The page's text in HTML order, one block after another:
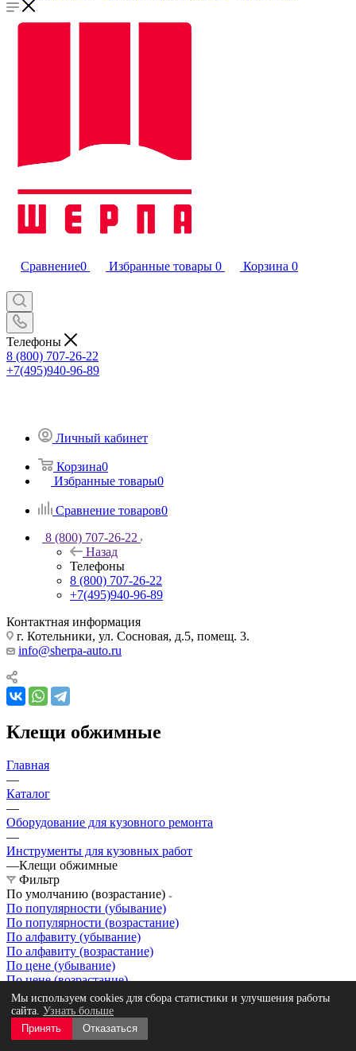
Сравнение0 Избранные товары 0 Корзина 0
Телефоны
8 (800) 707-26-22
+7(495)940-96-89
Личный кабинет
Корзина0
Избранные товары0
Сравнение товаров0
8 (800) 707-26-22
Назад
Телефоны
8 (800) 707-26-22
+7(495)940-96-89
Контактная информация
г. Котельники, ул. Сосновая, д.5, помещ. 3.
info@sherpa-auto.ru
Клещи обжимные
Главная
—
Каталог
—
Оборудование для кузовного ремонта
—
Инструменты для кузовных работ
—Клещи обжимные
Фильтр
По умолчанию (возрастание)
По популярности (убывание)
По популярности (возрастание)
По алфавиту (убывание)
По алфавиту (возрастание)
По цене (убывание)
По цене (возрастание)
Мы используем cookies для сбора статистики и улучшения работы
сайта. Узнать больше
Принять
Отказаться